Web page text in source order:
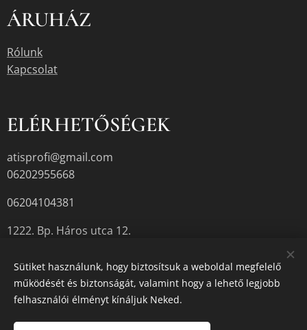
ÁRUHÁZ
Rólunk
Kapcsolat
ELÉRHETŐSÉGEK
atisprofi@gmail.com
06202955668
06204104381
1222. Bp. Háros utca 12.
A termékek aktuális készletéről érdeklődjön az üzletben, vagy a
megadott elérhetőségek egyikén.
Sütiket használunk, hogy biztosítsuk a weboldal megfelelő
működését és biztonságát, valamint hogy a lehető legjobb
felhasználói élményt kínáljuk Neked.